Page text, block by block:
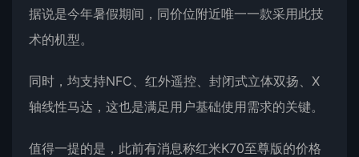
据说是今年暑假期间，同价位附近唯一一款采用此技
术的机型。
同时，均支持NFC、红外遥控、封闭式立体双扬、X
轴线性马达，这也是满足用户基础使用需求的关键。
值得一提的是，此前有消息称红米K70至尊版的价格